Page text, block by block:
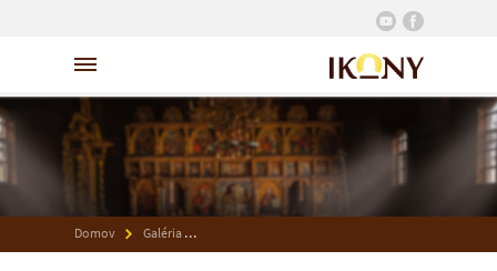
Domov Galéria